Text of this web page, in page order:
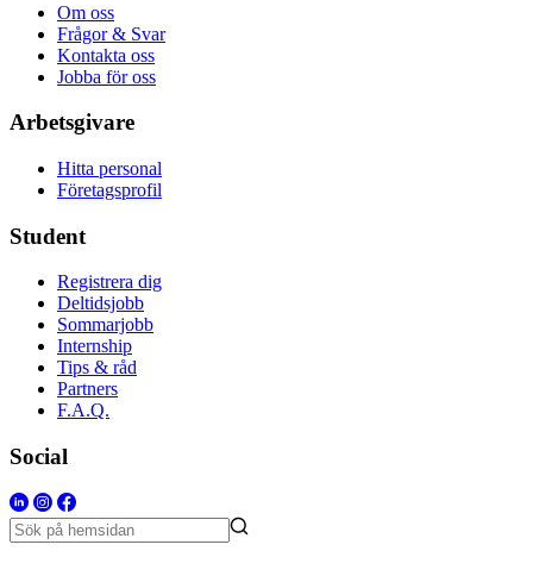
Om oss
Frågor & Svar
Kontakta oss
Jobba för oss
Arbetsgivare
Hitta personal
Företagsprofil
Student
Registrera dig
Deltidsjobb
Sommarjobb
Internship
Tips & råd
Partners
F.A.Q.
Social